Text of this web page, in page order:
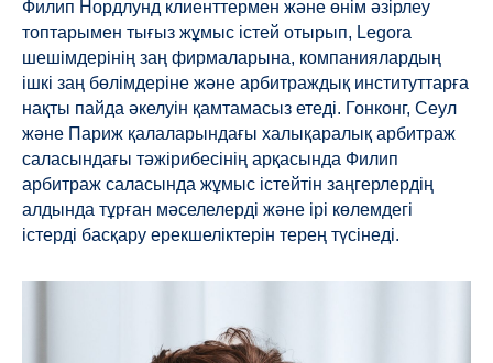
Филип Нордлунд клиенттермен және өнім әзірлеу
топтарымен тығыз жұмыс істей отырып, Legora
шешімдерінің заң фирмаларына, компаниялардың
ішкі заң бөлімдеріне және арбитраждық институттарға
нақты пайда әкелуін қамтамасыз етеді. Гонконг, Сеул
және Париж қалаларындағы халықаралық арбитраж
саласындағы тәжірибесінің арқасында Филип
арбитраж саласында жұмыс істейтін заңгерлердің
алдында тұрған мәселелерді және ірі көлемдегі
істерді басқару ерекшеліктерін терең түсінеді.